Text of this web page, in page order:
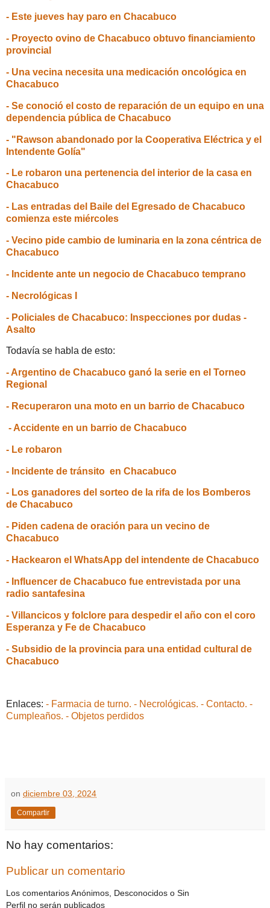
- Este jueves hay paro en Chacabuco
- Proyecto ovino de Chacabuco obtuvo financiamiento
provincial
- Una vecina necesita una medicación oncológica en
Chacabuco
- Se conoció el costo de reparación de un equipo en una
dependencia pública de Chacabuco
- "Rawson abandonado por la Cooperativa Eléctrica y el
Intendente Golía"
- Le robaron una pertenencia del interior de la casa en
Chacabuco
- Las entradas del Baile del Egresado de Chacabuco
comienza este miércoles
- Vecino pide cambio de luminaria en la zona céntrica de
Chacabuco
- Incidente ante un negocio de Chacabuco temprano
- Necrológicas I
- Policiales de Chacabuco: Inspecciones por dudas -
Asalto
Todavía se habla de esto:
- Argentino de Chacabuco ganó la serie en el Torneo
Regional
- Recuperaron una moto en un barrio de Chacabuco
- Accidente en un barrio de Chacabuco
- Le robaron
- Incidente de tránsito en Chacabuco
- Los ganadores del sorteo de la rifa de los Bomberos
de Chacabuco
- Piden cadena de oración para un vecino de
Chacabuco
- Hackearon el WhatsApp del intendente de Chacabuco
- Influencer de Chacabuco fue entrevistada por una
radio santafesina
- Villancicos y folclore para despedir el año con el coro
Esperanza y Fe de Chacabuco
- Subsidio de la provincia para una entidad cultural de
Chacabuco
Enlaces: - Farmacia de turno. - Necrológicas. - Contacto. -
Cumpleaños. - Objetos perdidos
on diciembre 03, 2024
Compartir
No hay comentarios:
Publicar un comentario
Los comentarios Anónimos, Desconocidos o Sin
Perfil no serán publicados